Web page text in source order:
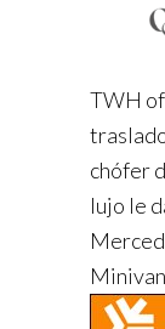
TWH
chófer
lujo le